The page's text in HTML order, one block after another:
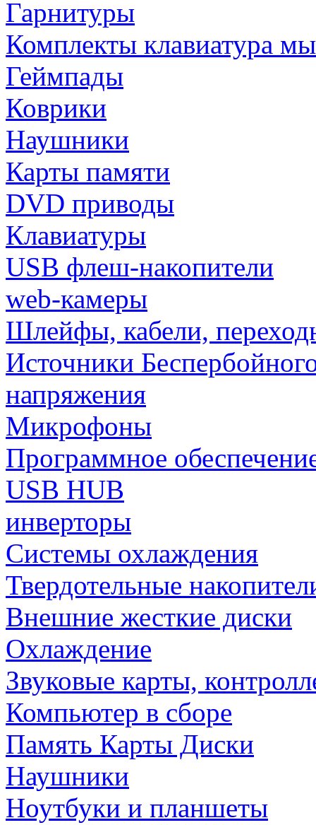
Гарнитуры
Комплекты клавиатура
Геймпады
Коврики
Наушники
Карты памяти
DVD приводы
Клавиатуры
USB флеш-накопители
web-камеры
Шлейфы, кабели,
Источники
напряжения
Микрофоны
Программное
USB HUB
инверторы
Системы охлаждения
Твердотельные
Внешние жесткие диски
Охлаждение
Звуковые карты,
Компьютер в сборе
Память Карты Диски
Наушники
Ноутбуки и планшеты